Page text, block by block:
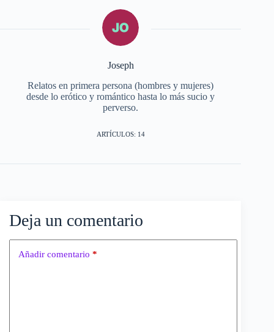
Joseph
Relatos en primera persona (hombres y mujeres)
desde lo erótico y romántico hasta lo más sucio y
perverso.
ARTÍCULOS: 14
Deja un comentario
Añadir comentario *